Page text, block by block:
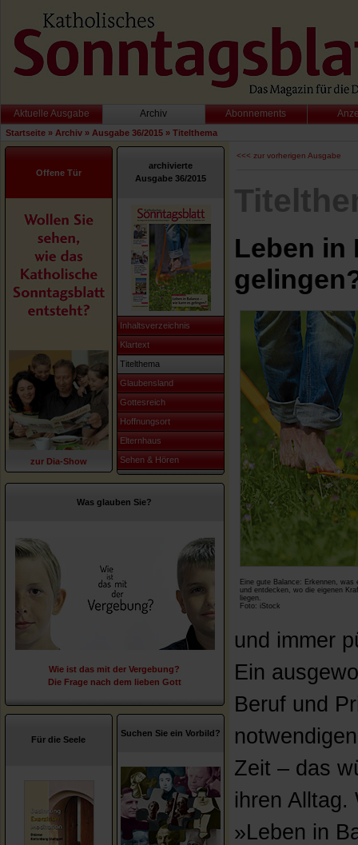
Aktuelle Ausgabe Archiv Abonnements
Startseite » Archiv » Ausgabe 36/2015 » Titelthema
Offene Tür
zur Dia-Show
archivierte
Ausgabe 36/2015
Inhaltsverzeichnis
Klartext
Titelthema
Glaubensland
Gottesreich
Hoffnungsort
Elternhaus
Sehen & Hören
Was glauben Sie?
Wie ist das mit der Vergebung?
Die Frage nach dem lieben Gott
Für die Seele
Suchen Sie ein Vorbild?
<<< zur vorherigen Ausgabe
Leben in
Eine gute Balance: Erkennen, was
und entdecken, wo die eigenen
liegen.
Foto: iStock
und immer
Ein
Beruf und
Zeit – das
ihren Alltag.
»Leben in